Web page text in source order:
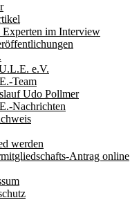
Experten im Interview
e.V.
Team
Udo Pollmer
Nachrichten
werden
Antrag online